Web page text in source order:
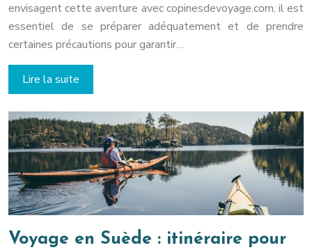
envisagent cette aventure avec copinesdevoyage.com, il est
essentiel de se préparer adéquatement et de prendre
certaines précautions pour garantir…
Lire la suite
Voyage en Suède : itinéraire pour